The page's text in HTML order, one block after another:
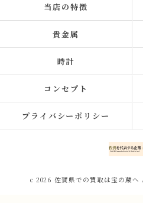
当店の特徴
貴金属
時計
コンセプト
プライバシーポリシー
c 2026 佐賀県での買取は宝の蔵